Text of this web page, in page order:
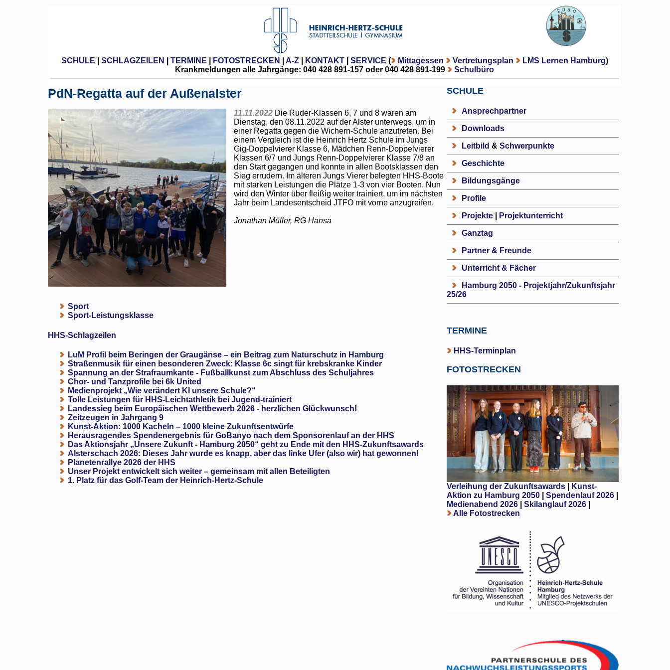
SCHULE SCHLAGZEILEN TERMINE FOTOSTRECKEN A-Z| KONTAKT| SERVICE ( Mittagessen Vertretungsplan LMS Lernen Hamburg)
Krankmeldungen alle Jahrgänge: 040 428 891-157 oder 040 428 891-199
Schulbüro
PdN-Regatta auf der Außenalster
11.11.2022 Die Ruder-Klassen 6, 7 und 8 waren am
Dienstag, den 08.11.2022 auf der Alster unterwegs, um in
einer Regatta gegen die Wichern-Schule anzutreten. Bei
einem Vergleich ist die Heinrich Hertz Schule im Jungs
Gig-Doppelvierer Klasse 6, Mädchen Renn-Doppelvierer
Klassen 6/7 und Jungs Renn-Doppelvierer Klasse 7/8 an
den Start gegangen und konnte in allen Bootsklassen den
Sieg errudern. Im älteren Jungs Vierer belegten HHS-Boote
mit starken Leistungen die Plätze 1-3 von vier Booten. Nun
wird den Winter über fleißig weiter trainiert, um im nächsten
Jahr beim Landesentscheid JTFO mit vorne anzugreifen.
Jonathan Müller, RG Hansa
Sport
Sport-Leistungsklasse
HHS-Schlagzeilen
LuM Profil beim Beringen der Graugänse – ein Beitrag zum Naturschutz in Hamburg
Straßenmusik für einen besonderen Zweck: Klasse 6c singt für krebskranke Kinder
Spannung an der Strafraumkante - Fußballkunst zum Abschluss des Schuljahres
Chor- und Tanzprofile bei 6k United
Medienprojekt „Wie verändert KI unsere Schule?“
Tolle Leistungen für HHS-Leichtathletik bei Jugend-trainiert
Landessieg beim Europäischen Wettbewerb 2026 - herzlichen Glückwunsch!
Zeitzeugen in Jahrgang 9
Kunst-Aktion: 1000 Kacheln – 1000 kleine Zukunftsentwürfe
Herausragendes Spendenergebnis für GoBanyo nach dem Sponsorenlauf an der HHS
Das Aktionsjahr „Unsere Zukunft - Hamburg 2050“ geht zu Ende mit den HHS-Zukunftsawards
Alsterschach 2026: Dieses Jahr wurde es knapp, aber das linke Ufer (also wir) hat gewonnen!
Planetenrallye 2026 der HHS
Unser Projekt entwickelt sich weiter – gemeinsam mit allen Beteiligten
1. Platz für das Golf-Team der Heinrich-Hertz-Schule
SCHULE
Ansprechpartner
Downloads
Leitbild & Schwerpunkte
Geschichte
Bildungsgänge
Profile
Projekte| Projektunterricht
Ganztag
Partner & Freunde
Unterricht & Fächer
Hamburg 2050 - Projektjahr/Zukunftsjahr
25/26
TERMINE
HHS-Terminplan
FOTOSTRECKEN
Verleihung der Zukunftsawards|
Kunst-
Aktion zu Hamburg 2050
Spendenlauf 2026|
Medienabend 2026| Skilanglauf 2026|
Alle Fotostrecken